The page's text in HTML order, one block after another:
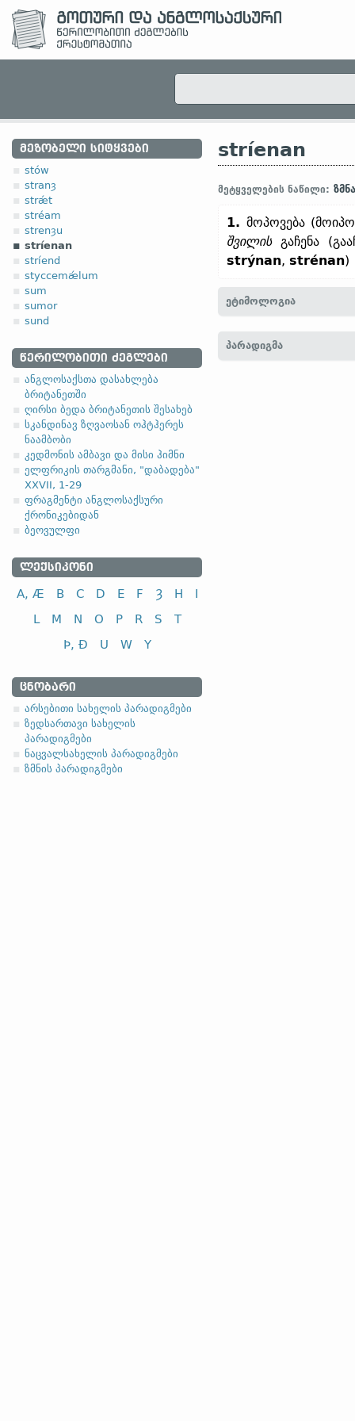
ᲛᲔᲖᲝᲑᲔᲚᲘ ᲡᲘᲢᲧᲕᲔᲑᲘ
stów
stranȝ
strǽt
stréam
strenȝu
stríenan
stríend
styccemǽlum
sum
sumor
sund
ᲬᲔᲠᲘᲚᲝᲑᲘᲗᲘ ᲫᲔᲒᲚᲔᲑᲘ
ანგლოსაქსთა დასახლება
ბრიტანეთში
ღირსი ბედა ბრიტანეთის შესახებ
სკანდინავ ზღვაოსან ოჰტჰერეს
ნაამბობი
კედმონის ამბავი და მისი ჰიმნი
ელფრიკის თარგმანი, "დაბადება"
XXVII, 1-29
ფრაგმენტი ანგლოსაქსური
ქრონიკებიდან
ბეოვულფი
ᲚᲔᲥᲡᲘᲙᲝᲜᲘ
A, Æ B C D E F Ȝ H
I
L
M N O P R S
T
Þ, Ð
U W Y
ᲪᲜᲝᲑᲐᲠᲘ
არსებითი სახელის პარადიგმები
ზედსართავი სახელის
პარადიგმები
ნაცვალსახელის პარადიგმები
ზმნის პარადიგმები
stríenan
მეტყველების ნაწილი: ზმნა
1. მოპოვება
შვილისგაჩენა
strýnan, strénan)
ეტიმოლოგია
საქს.striunian „მორთვა;
პარადიგმა